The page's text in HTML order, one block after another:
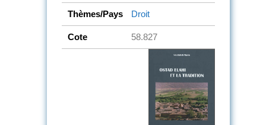
Thèmes/Pays Droit
Cote 58.827